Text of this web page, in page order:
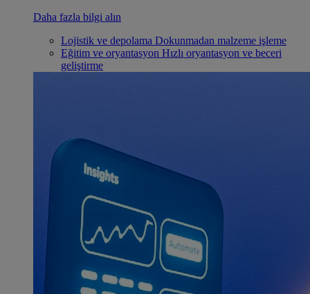
Daha fazla bilgi alın
Lojistik ve depolama Dokunmadan malzeme işleme
Eğitim ve oryantasyon Hızlı oryantasyon ve beceri
geliştirme